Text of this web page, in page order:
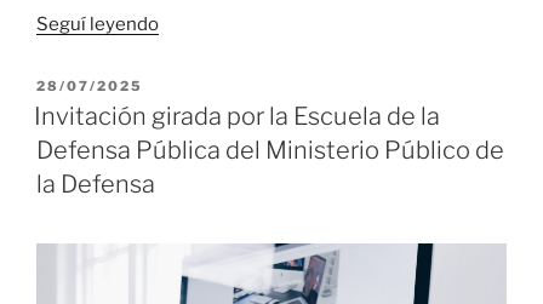
Seguí leyendo“Difundimos
propuesta
por
Capacitación
del
PUBLICADO
EL
28/07/2025
Invitación girada por la Escuela de la
Defensa Pública del Ministerio Público de
la Defensa